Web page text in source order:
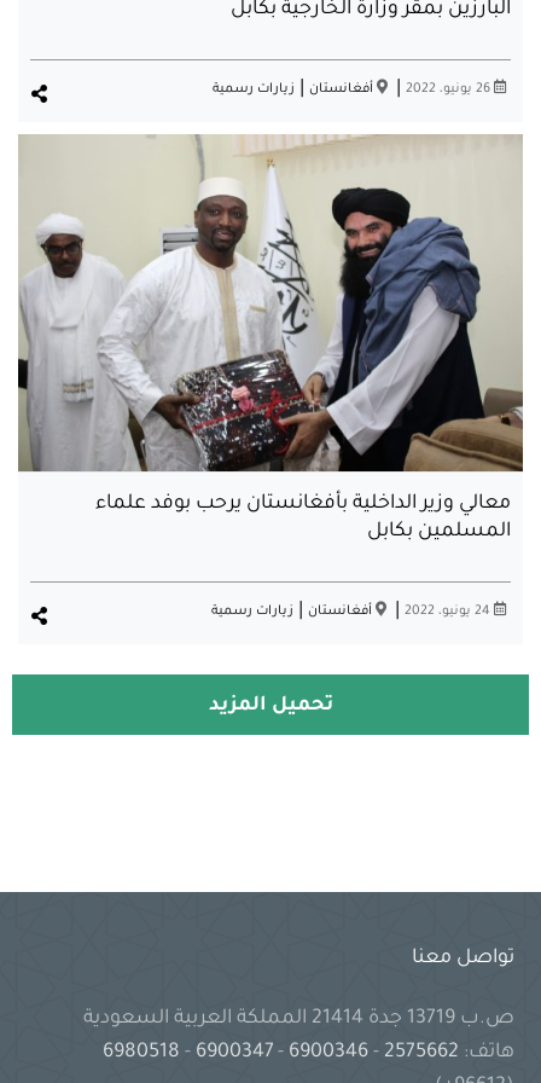
البارزين بمقر وزارة الخارجية بكابل
26 يونيو، 2022 | أفغانستان| زيارات رسمية
معالي وزير الداخلية بأفغانستان يرحب بوفد علماء
المسلمين بكابل
24 يونيو، 2022 | أفغانستان| زيارات رسمية
تحميل المزيد
تواصل معنا
ص.ب 13719 جدة 21414 المملكة العربية السعودية
هاتف:
-
6900346
-
6900347
-